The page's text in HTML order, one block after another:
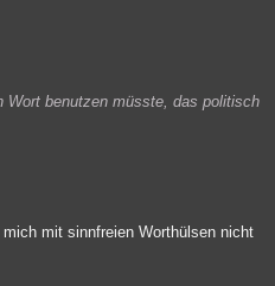
Wort benutzen müsste, das politisch
mit sinnfreien Worthülsen nicht